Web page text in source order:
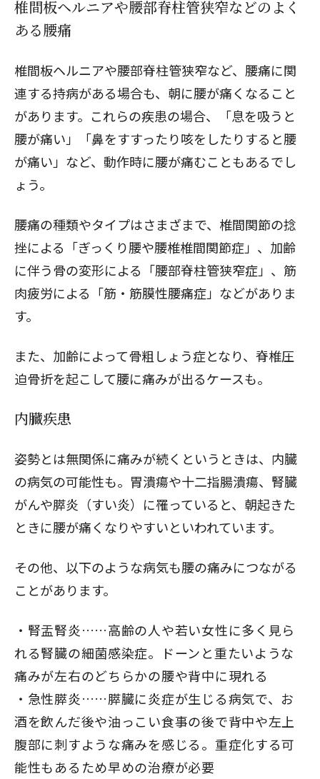
椎間板ヘルニアや腰部脊柱管狭窄などのよく
ある腰痛
椎間板ヘルニアや腰部脊柱管狭窄など、腰痛に関
連する持病がある場合も、朝に腰が痛くなること
があります。これらの疾患の場合、「息を吸うと
腰が痛い」「鼻をすすったり咳をしたりすると腰
が痛い」など、動作時に腰が痛むこともあるでし
ょう。
腰痛の種類やタイプはさまざまで、椎間関節の捻
挫による「ぎっくり腰や腰椎椎間関節症」、加齢
に伴う骨の変形による「腰部脊柱管狭窄症」、筋
肉疲労による「筋・筋膜性腰痛症」などがありま
す。
また、加齢によって骨粗しょう症となり、脊椎圧
迫骨折を起こして腰に痛みが出るケースも。
内臓疾患
姿勢とは無関係に痛みが続くというときは、内臓
の病気の可能性も。胃潰瘍や十二指腸潰瘍、腎臓
がんや膵炎（すい炎）に罹っていると、朝起きた
ときに腰が痛くなりやすいといわれています。
その他、以下のような病気も腰の痛みにつながる
ことがあります。
腎盂腎炎……高齢の人や若い女性に多く見ら
れる腎臓の細菌感染症。ドーンと重たいような
痛みが左右のどちらかの腰や背中に現れる
急性膵炎……膵臓に炎症が生じる病気で、お
酒を飲んだ後や油っこい食事の後で背中や左上
腹部に刺すような痛みを感じる。重症化する可
能性もあるため早めの治療が必要